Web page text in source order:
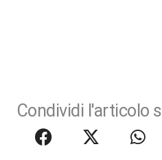
Condividi l'articolo